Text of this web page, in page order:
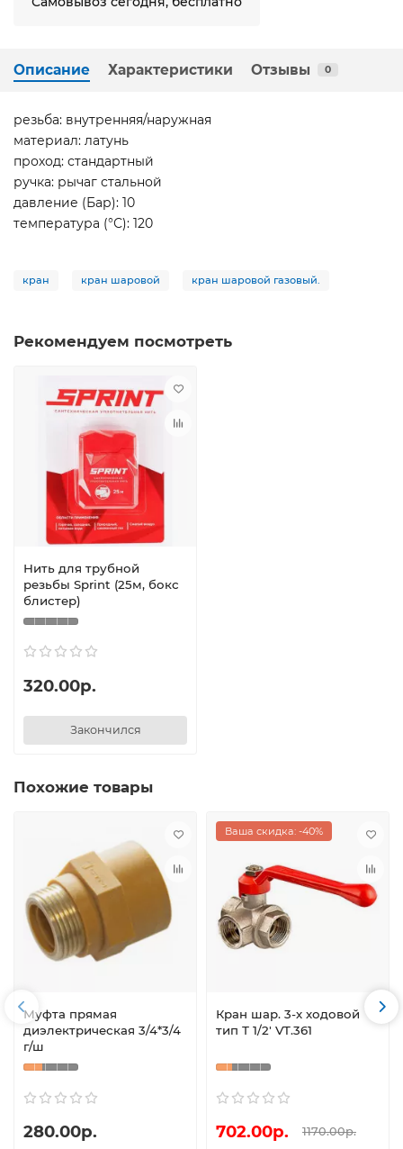
Описание Характеристики Отзывы 0
резьба: внутренняя/наружная
материал: латунь
проход: стандартный
ручка: рычаг стальной
давление (Бар): 10
температура (°С): 120
кран кран шаровой кран шаровой газовый.
Рекомендуем посмотреть
Нить для трубной
резьбы Sprint (25м, бокс
блистер)
320.00р.
Закончился
Похожие товары
Муфта прямая
диэлектрическая 3/4*3/4
г/ш
280.00р.
Ваша скидка: -40%
Кран шар. 3-х ходовой
тип Т 1/2' VT.361
702.00р. 1170.00р.